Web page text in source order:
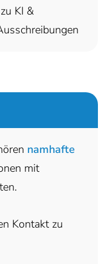
KI &
namhafte
mit
Kontakt zu